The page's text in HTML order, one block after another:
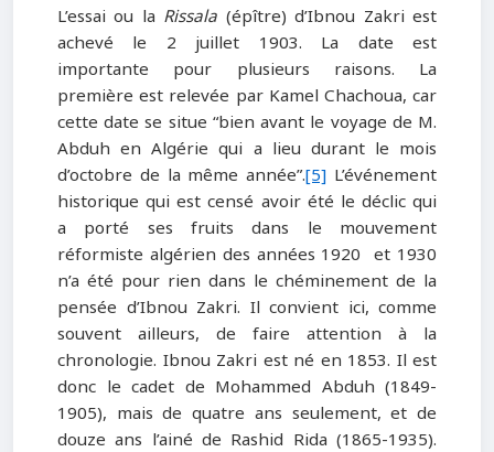
L’essai ou la Rissala (épître) d’Ibnou Zakri est
achevé le 2 juillet 1903. La date est
importante pour plusieurs raisons. La
première est relevée par Kamel Chachoua, car
cette date se situe “bien avant le voyage de M.
Abduh en Algérie qui a lieu durant le mois
d’octobre de la même année”.[5] L’événement
historique qui est censé avoir été le déclic qui
a porté ses fruits dans le mouvement
réformiste algérien des années 1920 et 1930
n’a été pour rien dans le chéminement de la
pensée d’Ibnou Zakri. Il convient ici, comme
souvent ailleurs, de faire attention à la
chronologie. Ibnou Zakri est né en 1853. Il est
donc le cadet de Mohammed Abduh (1849-
1905), mais de quatre ans seulement, et de
douze ans l’ainé de Rashid Rida (1865-1935).